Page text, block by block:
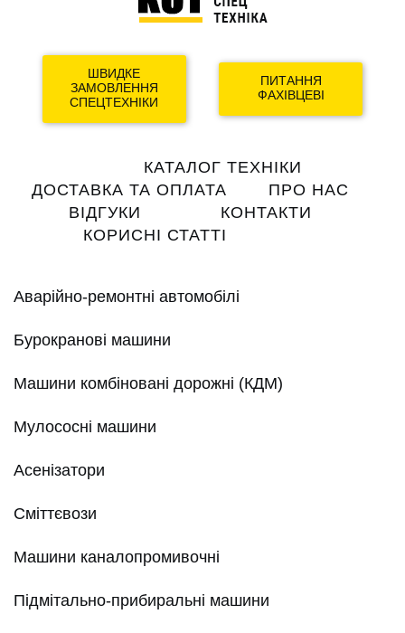
ШВИДКЕ
ЗАМОВЛЕННЯ
СПЕЦТЕХНІКИ
ПИТАННЯ
ФАХІВЦЕВІ
navigation
КАТАЛОГ ТЕХНІКИ
ДОСТАВКА ТА ОПЛАТА
ПРО НАС
ВІДГУКИ
КОНТАКТИ
КОРИСНІ СТАТТІ
Аварійно-ремонтні автомобілі
Бурокранові машини
Машини комбіновані дорожні (КДМ)
Мулососні машини
Асенізатори
Сміттєвози
Машини каналопромивочні
Підмітально-прибиральні машини